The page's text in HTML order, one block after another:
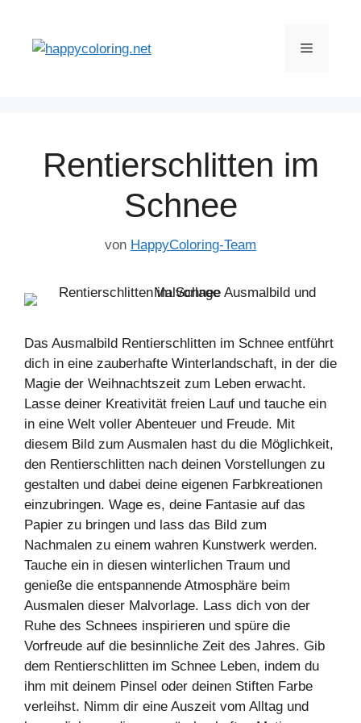
springen
Menü
Rentierschlitten im
Schnee
von HappyColoring-Team
Das Ausmalbild Rentierschlitten im Schnee entführt
dich in eine zauberhafte Winterlandschaft, in der die
Magie der Weihnachtszeit zum Leben erwacht.
Lasse deiner Kreativität freien Lauf und tauche ein
in eine Welt voller Abenteuer und Freude. Mit
diesem Bild zum Ausmalen hast du die Möglichkeit,
den Rentierschlitten nach deinen Vorstellungen zu
gestalten und dabei deine eigenen Farbkreationen
einzubringen. Wage es, deine Fantasie auf das
Papier zu bringen und lass das Bild zum
Nachmalen zu einem wahren Kunstwerk werden.
Tauche ein in diesen winterlichen Traum und
genieße die entspannende Atmosphäre beim
Ausmalen dieser Malvorlage. Lass dich von der
Ruhe des Schnees inspirieren und spüre die
Vorfreude auf die besinnliche Zeit des Jahres. Gib
dem Rentierschlitten im Schnee Leben, indem du
ihm mit deinem Pinsel oder deinen Stiften Farbe
verleihst. Nimm dir eine Auszeit vom Alltag und